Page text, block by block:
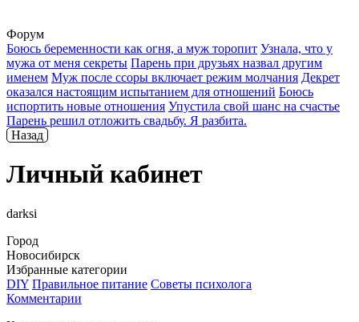
Форум
Боюсь беременности как огня, а муж торопит Узнала, что у
мужа от меня секреты Парень при друзьях назвал другим
именем Муж после ссоры включает режим молчания Декрет
оказался настоящим испытанием для отношений Боюсь
испортить новые отношения Упустила свой шанс на счастье
Парень решил отложить свадьбу. Я разбита.
Назад
Личный кабинет
darksi
Город
Новосибирск
Избранные категории
DIY Правильное питание Советы психолога
Комментарии